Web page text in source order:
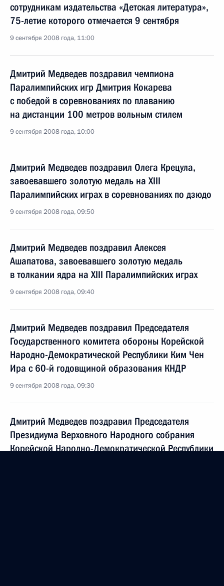
сотрудникам издательства «Детская литература»,
75-летие которого отмечается 9 сентября
9 сентября 2008 года, 11:00
Дмитрий Медведев поздравил чемпиона
Паралимпийских игр Дмитрия Кокарева
с победой в соревнованиях по плаванию
на дистанции 100 метров вольным стилем
9 сентября 2008 года, 10:00
Дмитрий Медведев поздравил Олега Крецула,
завоевавшего золотую медаль на XIII
Паралимпийских играх в соревнованиях по дзюдо
9 сентября 2008 года, 09:50
Дмитрий Медведев поздравил Алексея
Ашапатова, завоевавшего золотую медаль
в толкании ядра на XIII Паралимпийских играх
9 сентября 2008 года, 09:40
Дмитрий Медведев поздравил Председателя
Государственного комитета обороны Корейской
Народно-Демократической Республики Ким Чен
Ира с 60-й годовщиной образования КНДР
9 сентября 2008 года, 09:30
Дмитрий Медведев поздравил Председателя
Президиума Верховного Народного собрания
Корейской Народно-Демократической Республики